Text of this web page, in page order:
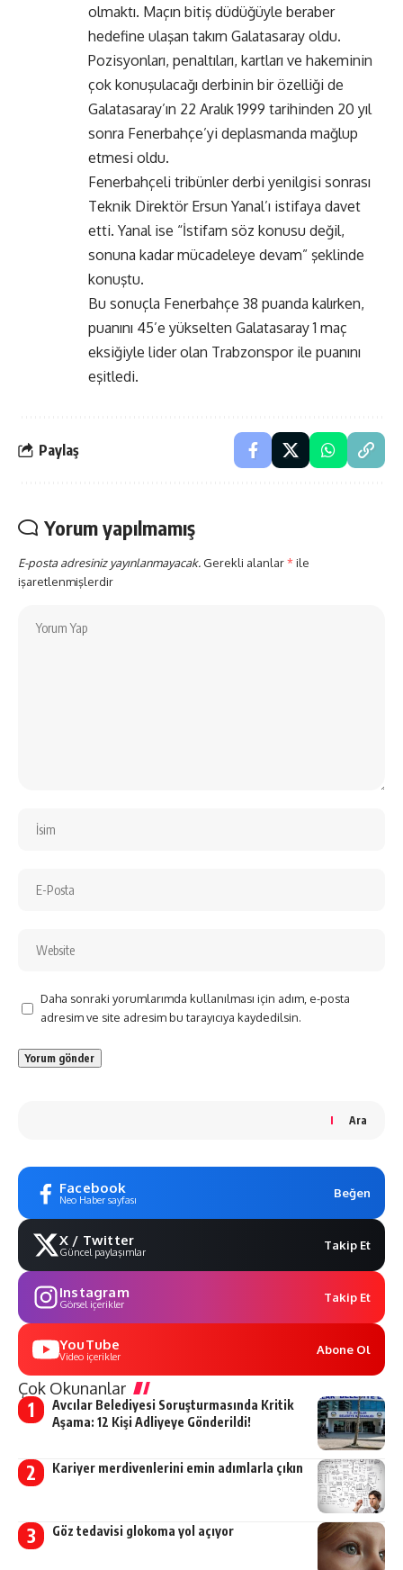
olmaktı. Maçın bitiş düdüğüyle beraber
hedefine ulaşan takım Galatasaray oldu.
Pozisyonları, penaltıları, kartları ve hakeminin
çok konuşulacağı derbinin bir özelliği de
Galatasaray’ın 22 Aralık 1999 tarihinden 20 yıl
sonra Fenerbahçe’yi deplasmanda mağlup
etmesi oldu.
Fenerbahçeli tribünler derbi yenilgisi sonrası
Teknik Direktör Ersun Yanal’ı istifaya davet
etti. Yanal ise “İstifam söz konusu değil,
sonuna kadar mücadeleye devam” şeklinde
konuştu.
Bu sonuçla Fenerbahçe 38 puanda kalırken,
puanını 45’e yükselten Galatasaray 1 maç
eksiğiyle lider olan Trabzonspor ile puanını
eşitledi.
Paylaş
Yorum yapılmamış
E-posta adresiniz yayınlanmayacak. Gerekli alanlar*ile
işaretlenmişlerdir
Daha sonraki yorumlarımda kullanılması için adım, e-posta
adresim ve site adresim bu tarayıcıya kaydedilsin.
Ara
Facebook
Neo Haber sayfası Beğen
X / Twitter
Güncel paylaşımlar Takip Et
Instagram
Görsel içerikler Takip Et
YouTube
Video içerikler Abone Ol
Çok Okunanlar
Avcılar Belediyesi Soruşturmasında Kritik
Aşama: 12 Kişi Adliyeye Gönderildi!
Kariyer merdivenlerini emin adımlarla çıkın
Göz tedavisi glokoma yol açıyor